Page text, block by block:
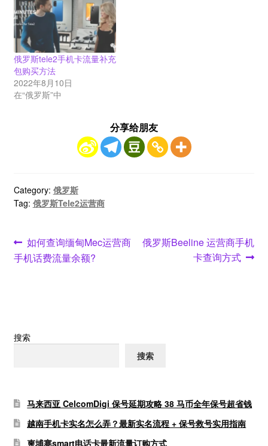
俄罗斯tele2手机卡流量补充
包购买方法
2022年8月10日
在“俄罗斯”中
分享给朋友
Category: 俄罗斯
Tag: 俄罗斯Tele2运营商
文
章
Previous
post:
如何查询缅甸Mec运营商
手机话费流量余额?
Next
俄罗斯Beeline 运营商手机
卡查询方式
搜索
搜索
马来西亚 CelcomDigi 保号延期攻略 38 马币全年保号超省钱
越南手机卡实名怎么弄？最新实名流程 + 保号救号实用指南
柬埔寨smart电话卡最新流量订购方式